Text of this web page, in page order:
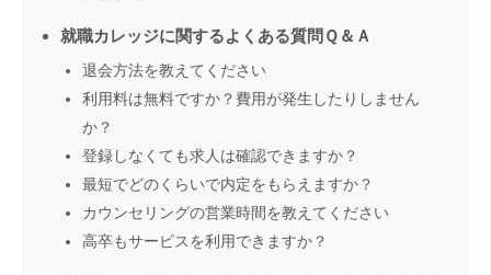
就職カレッジに関するよくある質問Ｑ＆Ａ
退会方法を教えてください
利用料は無料ですか？費用が発生したりしません
か？
登録しなくても求人は確認できますか？
最短でどのくらいで内定をもらえますか？
カウンセリングの営業時間を教えてください
高卒もサービスを利用できますか？